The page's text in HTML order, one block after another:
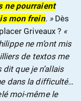
ne pourraient
mon frein. »Dès
Griveaux ? «
ne m’ont mis
de textos me
dit que je n’allais
dans la difficulté…
moi-même le